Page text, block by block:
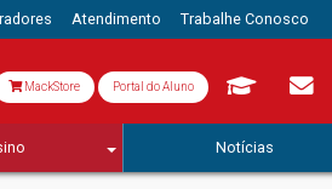
Atendimento Trabalhe Conosco
MackStore Portal do Aluno
Notícias